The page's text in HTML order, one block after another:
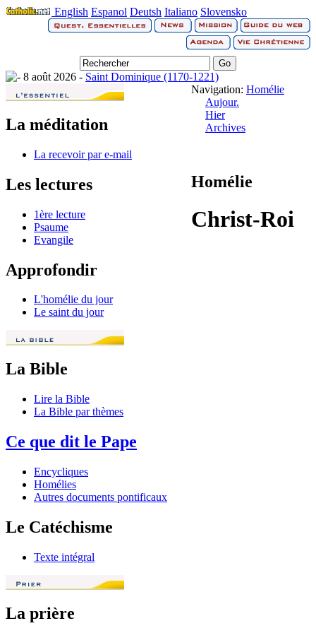
English Espanol Deutsh Italiano Slovensko
8 août 2026 - Saint Dominique (1170-1221)
La méditation
La recevoir par e-mail
Les lectures
1ère lecture
Psaume
Evangile
Approfondir
L'homélie du jour
Le saint du jour
La Bible
Lire la Bible
La Bible par thèmes
Ce que dit le Pape
Encycliques
Homélies
Autres documents pontificaux
Le Catéchisme
Texte intégral
La prière
Navigation: Homélie
Aujour.
Hier
Archives
Homélie
Christ-Roi